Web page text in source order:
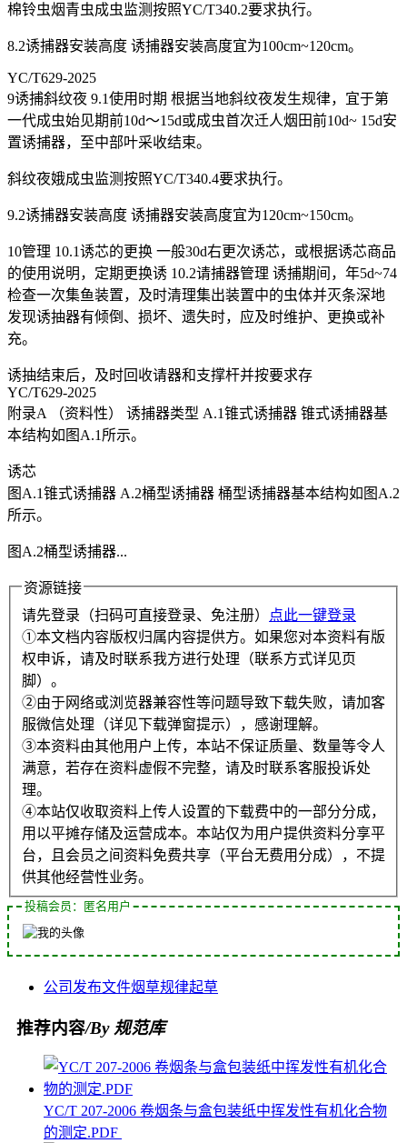
棉铃虫烟青虫成虫监测按照YC/T340.2要求执行。
8.2诱捕器安装高度 诱捕器安装高度宜为100cm~120cm。
YC/T629-2025
9诱捕斜纹夜 9.1使用时期 根据当地斜纹夜发生规律，宜于第
一代成虫始见期前10d～15d或成虫首次迁人烟田前10d~ 15d安
置诱捕器，至中部叶采收结束。
斜纹夜娥成虫监测按照YC/T340.4要求执行。
9.2诱捕器安装高度 诱捕器安装高度宜为120cm~150cm。
10管理 10.1诱芯的更换 一般30d右更次诱芯，或根据诱芯商品
的使用说明，定期更换诱 10.2请捕器管理 诱捕期间，年5d~74
检查一次集鱼装置，及时清理集出装置中的虫体并灭条深地
发现诱抽器有倾倒、损坏、遗失时，应及时维护、更换或补
充。
诱抽结束后，及时回收请器和支撑杆并按要求存
YC/T629-2025
附录A （资料性） 诱捕器类型 A.1锥式诱捕器 锥式诱捕器基
本结构如图A.1所示。
诱芯
图A.1锥式诱捕器 A.2桶型诱捕器 桶型诱捕器基本结构如图A.2
所示。
图A.2桶型诱捕器...
资源链接
请先登录（扫码可直接登录、免注册）
点此一键登录
①本文档内容版权归属内容提供方。如果您对本资料有版
权申诉，请及时联系我方进行处理（联系方式详见页
脚）。
②由于网络或浏览器兼容性等问题导致下载失败，请加客
服微信处理（详见下载弹窗提示），感谢理解。
③本资料由其他用户上传，本站不保证质量、数量等令人
满意，若存在资料虚假不完整，请及时联系客服投诉处
理。
④本站仅收取资料上传人设置的下载费中的一部分分成，
用以平摊存储及运营成本。本站仅为用户提供资料分享平
台，且会员之间资料免费共享（平台无费用分成），不提
供其他经营性业务。
投稿会员：匿名用户
公司 发布文件烟草规律起草
推荐内容/By 规范库
YC/T 207-2006 卷烟条与盒包装纸中挥发性有机化合物
的测定.PDF